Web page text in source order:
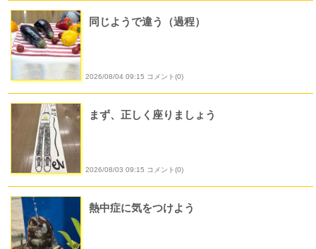
同じようで違う（過程）
2026/08/04 09:15 コメント(0)
まず、正しく座りましょう
2026/08/03 09:15 コメント(0)
熱中症に気をつけよう